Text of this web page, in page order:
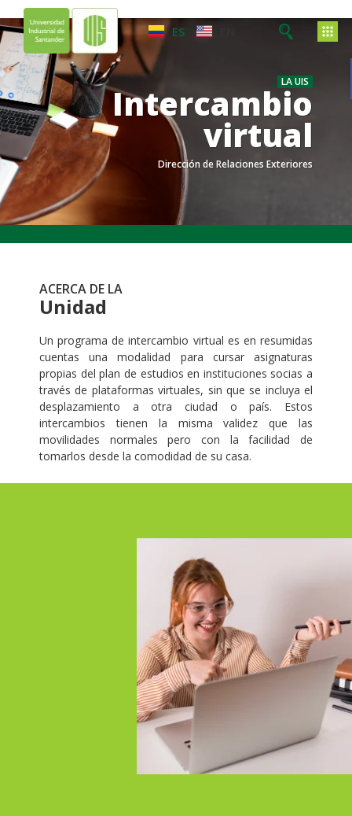
ES
LA UIS
Intercambio
virtual
Dirección de Relaciones Exteriores
.
.
ACERCA DE LA
Unidad
Un programa de intercambio virtual es en resumidas
cuentas una modalidad para cursar asignaturas
propias del plan de estudios en instituciones socias a
través de plataformas virtuales, sin que se incluya el
desplazamiento a otra ciudad o país. Estos
intercambios tienen la misma validez que las
movilidades normales pero con lafacilidad de
tomarlos desde la comodidad de su casa.